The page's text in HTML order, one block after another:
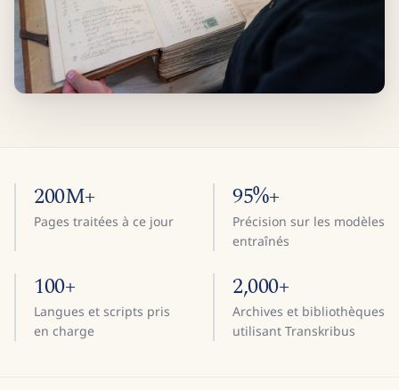
200M+
Pages traitées à ce jour
95%+
Précision sur les modèles
entraînés
100+
Langues et scripts pris
en charge
2,000+
Archives et bibliothèques
utilisant Transkribus